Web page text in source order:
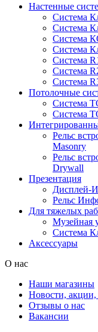
Настенные
Система
Система
Система
Система
Система
Система
Система
Потолочные
Система
Система
Рельс
Masonry
Рельс
Drywall
Презентация
Дисплей-
Рельс
Для тяжелых
Музейная
Система
Аксессуары
О нас
Наши магазины
Новости, акции,
Отзывы о нас
Вакансии